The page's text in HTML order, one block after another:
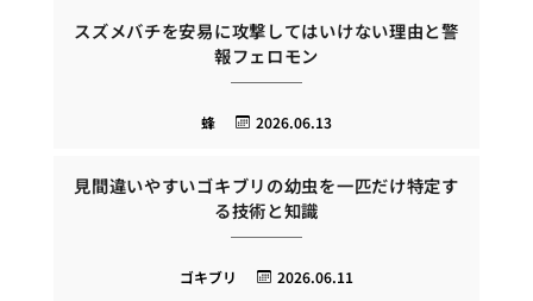
スズメバチを安易に攻撃してはいけない理由と警
報フェロモン
2026.06.13
蜂
見間違いやすいゴキブリの幼虫を一匹だけ特定す
る技術と知識
2026.06.11
ゴキブリ